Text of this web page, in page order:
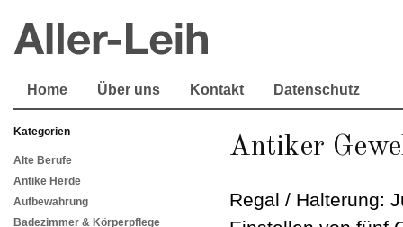
Home Über uns Kontakt Datenschutz
Kategorien
Alte Berufe
Antike Herde
Aufbewahrung
Badezimmer & Körperpflege
Antiker
Regal / Halterung: